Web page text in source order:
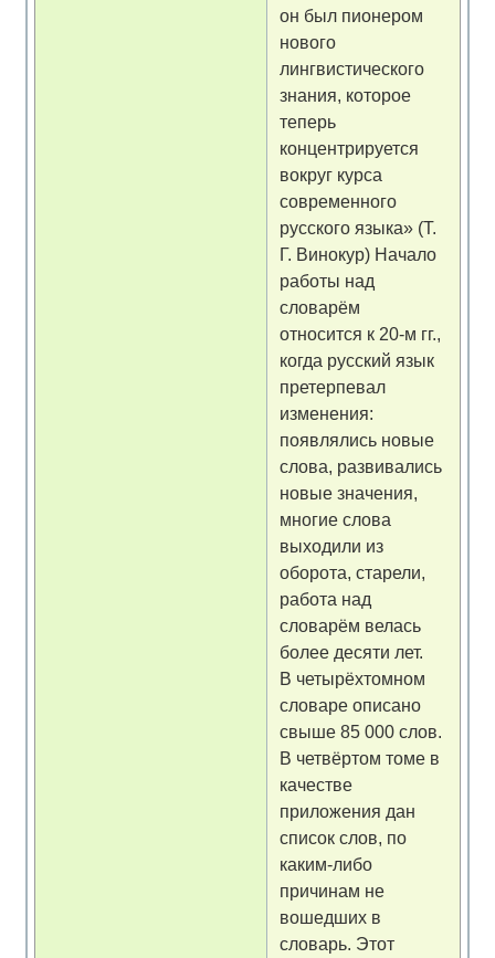
он был пионером
нового
лингвистического
знания, которое
теперь
концентрируется
вокруг курса
современного
русского языка» (Т.
Г. Винокур) Начало
работы над
словарём
относится к 20-м гг.,
когда русский язык
претерпевал
изменения:
появлялись новые
слова, развивались
новые значения,
многие слова
выходили из
оборота, старели,
работа над
словарём велась
более десяти лет.
В четырёхтомном
словаре описано
свыше 85 000 слов.
В четвёртом томе в
качестве
приложения дан
список слов, по
каким-либо
причинам не
вошедших в
словарь. Этот